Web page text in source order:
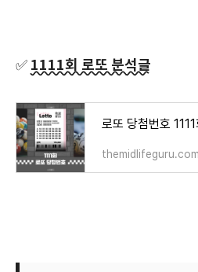
✅ 1111회 로또 분석글
themidlifeguru.com